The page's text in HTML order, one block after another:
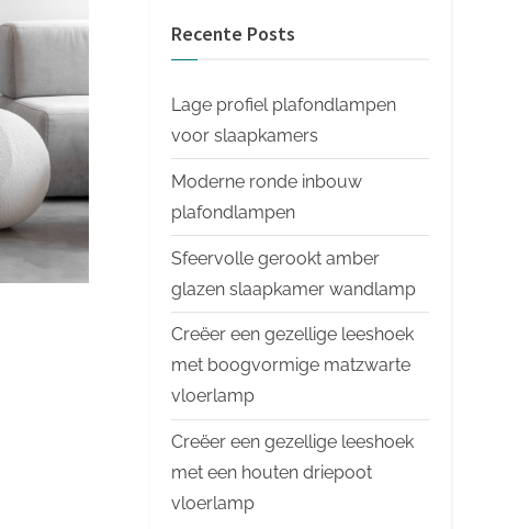
Recente Posts
Lage profiel plafondlampen
voor slaapkamers
Moderne ronde inbouw
plafondlampen
Sfeervolle gerookt amber
glazen slaapkamer wandlamp
Creëer een gezellige leeshoek
met boogvormige matzwarte
vloerlamp
Creëer een gezellige leeshoek
met een houten driepoot
vloerlamp